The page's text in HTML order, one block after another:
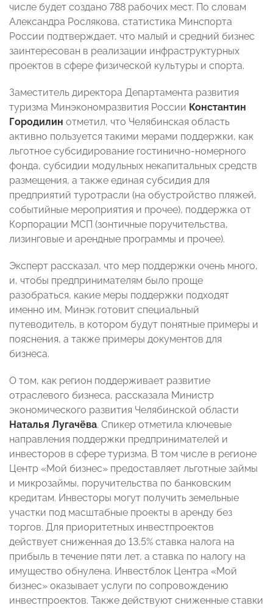
числе будет создано 788 рабочих мест. По словам
Александра Рослякова, статистика Минспорта
России подтверждает, что малый и средний бизнес
заинтересован в реализации инфраструктурных
проектов в сфере физической культуры и спорта.
Заместитель директора Департамента развития
туризма Минэкономразвития России Константин
Городилин отметил, что Челябинская область
активно пользуется такими мерами поддержки, как
льготное субсидирование гостинично-номерного
фонда, субсидии модульных некапитальных средств
размещения, а также единая субсидия для
предприятий туротрасли (на обустройство пляжей,
событийные мероприятия и прочее), поддержка от
Корпорации МСП (зонтичные поручительства,
лизинговые и арендные программы и прочее).
Эксперт рассказал, что мер поддержки очень много,
и, чтобы предпринимателям было проще
разобраться, какие меры поддержки подходят
именно им, Минэк готовит специальный
путеводитель, в котором будут понятные примеры и
пояснения, а также примеры документов для
бизнеса.
О том, как регион поддерживает развитие
отраслевого бизнеса, рассказала Министр
экономического развития Челябинской области
Наталья Лугачёва. Спикер отметила ключевые
направления поддержки предпринимателей и
инвесторов в сфере туризма. В том числе в регионе
Центр «Мой бизнес» предоставляет льготные займы
и микрозаймы, поручительства по банковским
кредитам. Инвесторы могут получить земельные
участки под масштабные проекты в аренду без
торгов. Для приоритетных инвестпроектов
действует сниженная до 13,5% ставка налога на
прибыль в течение пяти лет, а ставка по налогу на
имущество обнулена. Инвестблок Центра «Мой
бизнес» оказывает услуги по сопровождению
инвестпроектов. Также действуют сниженные ставки